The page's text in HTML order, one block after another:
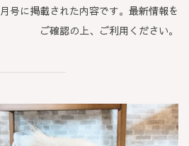
号に掲載された内容です。最新情報を
ご確認の上、ご利用ください。